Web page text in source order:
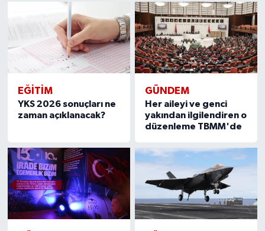
EĞITIM
YKS 2026 sonuçları ne
zaman açıklanacak?
GÜNDEM
Her aileyi ve genci
yakından ilgilendiren o
düzenleme TBMM'de